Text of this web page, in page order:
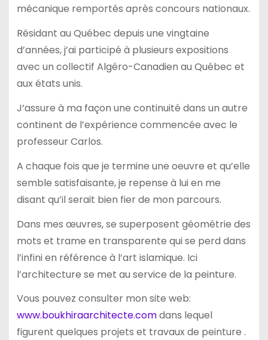
mécanique remportés après concours nationaux.
Résidant au Québec depuis une vingtaine
d’années, j’ai participé à plusieurs expositions
avec un collectif Algéro-Canadien au Québec et
aux états unis.
J’assure à ma façon une continuité dans un autre
continent de l’expérience commencée avec le
professeur Carlos.
A chaque fois que je termine une oeuvre et qu’elle
semble satisfaisante, je repense à lui en me
disant qu’il serait bien fier de mon parcours.
Dans mes œuvres, se superposent géométrie des
mots et trame en transparente qui se perd dans
l’infini en référence à l’art islamique. Ici
l’architecture se met au service de la peinture.
Vous pouvez consulter mon site web:
www.boukhiraarchitecte.comdans lequel
figurent quelques projets et travaux de peinture .